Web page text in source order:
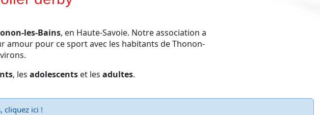
les-Bains, en Haute-Savoie. Notre association a
amour pour ce sport avec les habitants de Thonon-
, les adolescents et les adultes.
cliquez ici !